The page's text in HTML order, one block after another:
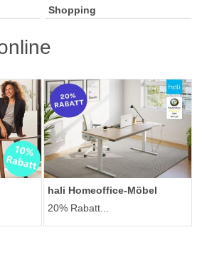
Shopping
hali Homeoffice-Möbel
20% Rabatt...